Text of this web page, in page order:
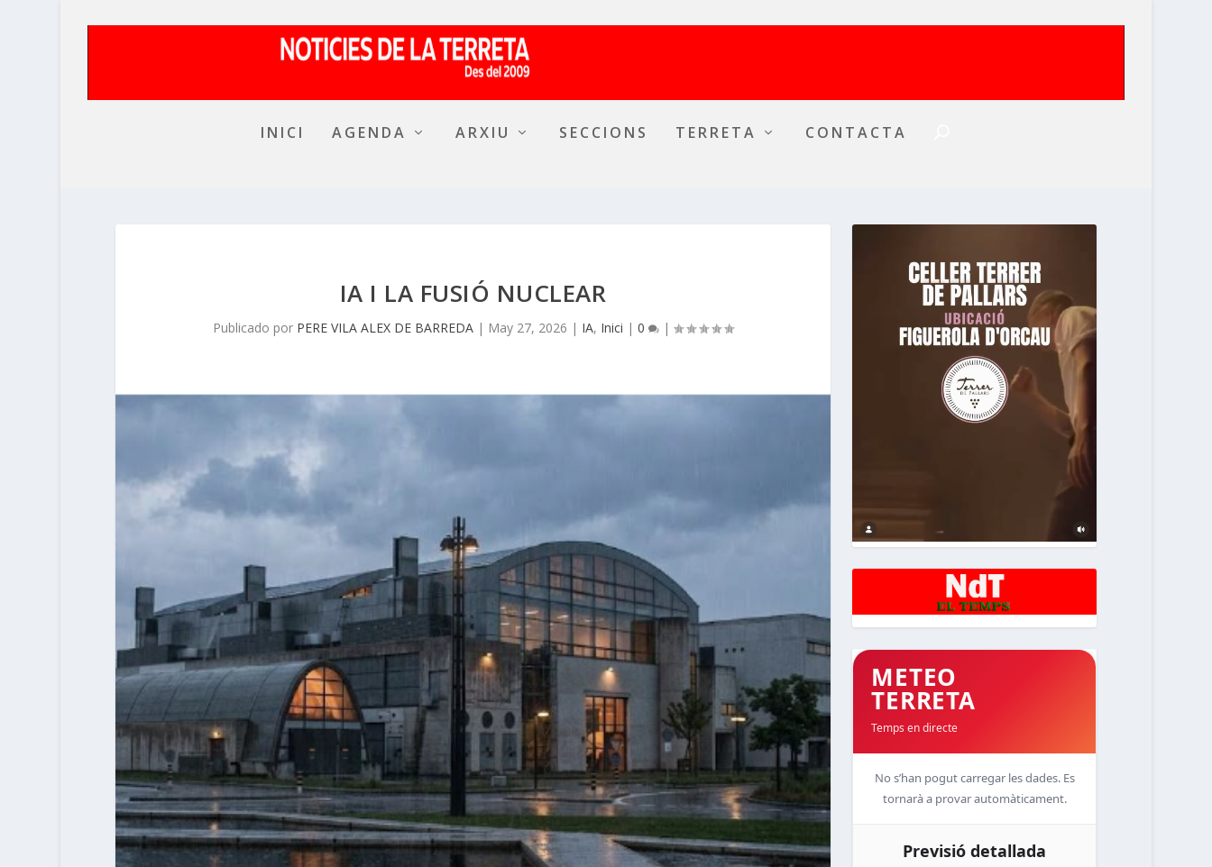
INICI AGENDA ARXIU SECCIONS TERRETA CONTACTA
IA I LA FUSIÓ NUCLEAR
Publicado por PERE VILA ALEX DE BARREDA| May 27, 2026 | IA, Inici | 0 |
METEO
TERRETA
Temps en directe
No s’han pogut carregar les dades. Es
tornarà a provar automàticament.
Previsió detallada